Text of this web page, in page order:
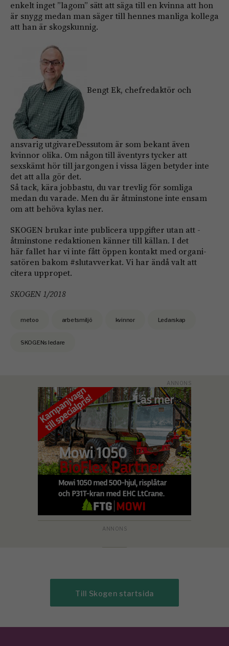
enkelt inget ”lagom” sätt att säga till en kvinna att hon
är snygg medan man säger till hennes manliga kollega
att han är skogskunnig.
Bengt Ek, chefredaktör och
ansvarig utgivareDessutom är som bekant även
kvinnor olika. Om någon till äventyrs tycker att
sexskämt hör till jargongen i vissa lägen betyder inte
det att alla gör det.
Så tack, kära jobbastu, du var trevlig för somliga
medan du varade. Men du är åtminstone inte ensam
om att behöva kylas ner.
SKOGEN brukar inte publicera uppgifter utan att ­
åtminstone redaktionen känner till källan. I det
här fallet har vi inte fått öppen kontakt med organi­
satören bakom #slutavverkat. Vi har ändå valt att
citera uppropet.
SKOGEN 1/2018
metoo arbetsmiljö kvinnor Ledarskap
SKOGENs ledare
Till Skogen startsida